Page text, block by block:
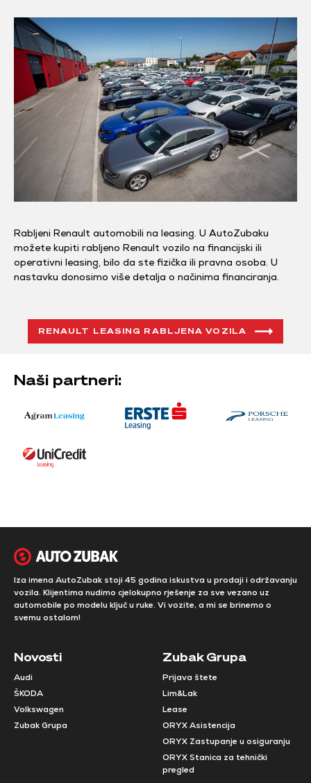
Rabljeni Renault automobili na leasing. U AutoZubaku
možete kupiti rabljeno Renault vozilo na financijski ili
operativni leasing, bilo da ste fizička ili pravna osoba. U
nastavku donosimo više detalja o načinima financiranja.
RENAULT LEASING RABLJENA VOZILA
Naši partneri:
Iza imena AutoZubak stoji 45 godina iskustva u prodaji i održavanju
vozila. Klijentima nudimo cjelokupno rješenje za sve vezano uz
automobile po modelu ključ u ruke. Vi vozite, a mi se brinemo o
svemu ostalom!
Novosti
Audi
ŠKODA
Volkswagen
Zubak Grupa
Zubak Grupa
Prijava štete
Lim&Lak
Lease
ORYX Asistencija
ORYX Zastupanje u osiguranju
ORYX Stanica za tehnički
pregled